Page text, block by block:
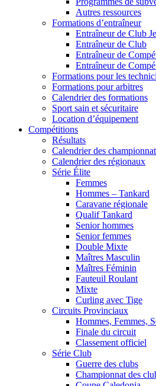
Autres ressources
Formations d’entraîneur
Entraîneur de Club
Entraîneur de Club
Entraîneur de
Entraîneur de
Formations pour les
Formations pour arbitres
Calendrier des formations
Sport sain et sécuritaire
Location d’équipement
Compétitions
Résultats
Calendrier des
Calendrier des régionaux
Série Élite
Femmes
Hommes – Tankard
Caravane régionale
Qualif Tankard
Senior hommes
Senior femmes
Double Mixte
Maîtres Masculin
Maîtres Féminin
Fauteuil Roulant
Mixte
Curling avec Tige
Circuits Provinciaux
Hommes, Femmes,
Finale du circuit
Classement officiel
Série Club
Guerre des clubs
Championnat des